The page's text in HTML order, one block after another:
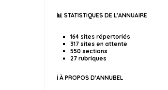
📊 STATISTIQUES DE L'ANNUAIRE
164 sites répertoriés
317 sites en attente
550 sections
27 rubriques
ℹ️ À PROPOS D'ANNUBEL